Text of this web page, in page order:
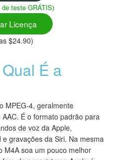
teste GRÁTIS)
Licença
$24.90)
É a
MPEG-4, geralmente
É o formato padrão para
de voz da Apple,
gravações da Siri. Na mesma
M4A soa um pouco melhor